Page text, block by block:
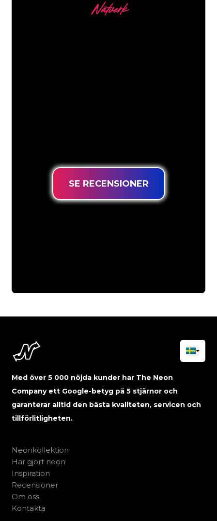
Nätverk
SE RECENSIONER
Med över 5 000 nöjda kunder har The Neon
Company ett Google-betyg på 5 stjärnor och
garanterar alltid den bästa kvaliteten, servicen och
tillförlitligheten.
Neonkollektion
Har gjort neon
Inspiration
Recensioner
Om oss
Kontakta